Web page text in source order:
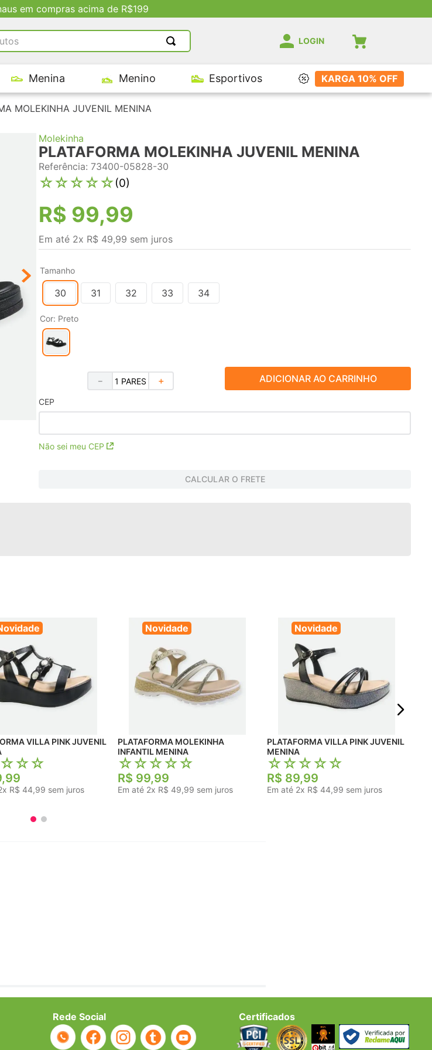
LOGIN
Menina Menino Esportivos KARGA 10% OFF
MOLEKINHA JUVENIL MENINA
Molekinha
PLATAFORMA MOLEKINHA JUVENIL MENINA
Referência: 73400-05828-30
☆☆☆☆☆(0)
R$ 99,99
Em até 2x R$ 49,99 sem juros
Tamanho
30 31 32 33 34
Cor: Preto
＋
－ ADICIONAR AO CARRINHO
CEP
Não sei meu CEP
CALCULAR O FRETE
PINK JUVENIL
☆☆☆
,99
x R$ 44,99 sem juros
Novidade
PLATAFORMA MOLEKINHA
INFANTIL MENINA
☆☆☆☆☆
R$ 99,99
Em até 2x R$ 49,99 sem juros
Novidade
PLATAFORMA VILLA PINK JUVENIL
MENINA
☆☆☆☆☆
R$ 89,99
Em até 2x R$ 44,99 sem juros
Rede Social Certificados